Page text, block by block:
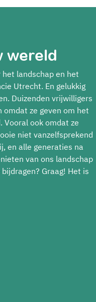
wereld
landschap en het
Utrecht. En gelukkig
Duizenden vrijwilligers
omdat ze geven om het
Vooral ook omdat ze
niet vanzelfsprekend
en alle generaties na
van ons landschap
Graag! Het is